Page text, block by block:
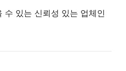
수 있는 신뢰성 있는 업체인